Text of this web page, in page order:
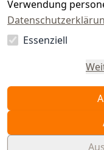
Verwendung
Essenziell
Vertrag
widerrufen